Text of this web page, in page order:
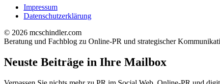
Impressum
Datenschutzerklärung
© 2026 mcschindler.com
Beratung und Fachblog zu Online-PR und strategischer
Neuste Beiträge in Ihre Mailbox